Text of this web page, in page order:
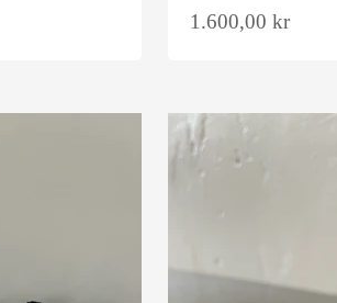
Salgspris
1.600,00 kr